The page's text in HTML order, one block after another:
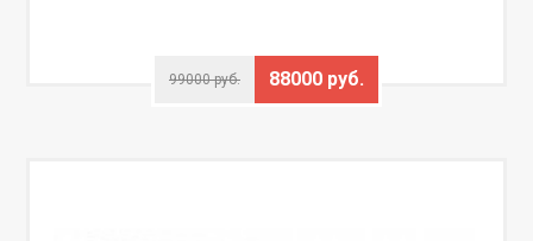
99000 руб. 88000 руб.